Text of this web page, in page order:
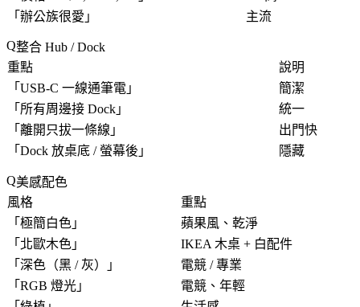
「 辦公族很愛 」 主流
整合 Hub / Dock
重點
說明
「 USB-C 一線通筆電 」
簡潔
「 所有周邊接 Dock 」
統一
「 離開只拔一條線 」
出門快
「 Dock 放桌底 / 螢幕後 」 隱藏
美感配色
風格
重點
「 極簡白色 」
蘋果風、乾淨
「 北歐木色 」
IKEA 木桌 + 白配件
「 深色（黑 / 灰） 」
電競 / 專業
「 RGB 燈光 」
電競、年輕